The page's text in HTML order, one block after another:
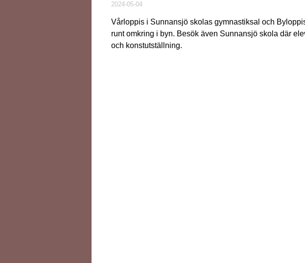
2024-05-04
Vårloppis i Sunnansjö skolas gymnastiksal och
runt omkring i byn. Besök även Sunnansjö skola där
och konstutställning.